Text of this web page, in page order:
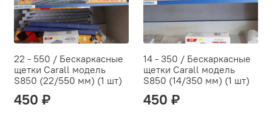
22 - 550 / Бескаркасные
щетки Carall модель
S850 (22/550 мм) (1 шт)
450 ₽
14 - 350 / Бескаркасные
щетки Carall модель
S850 (14/350 мм) (1 шт)
450 ₽